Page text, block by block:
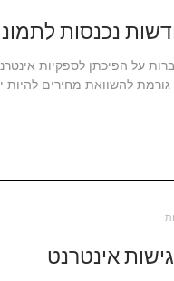
נכנסות
על הפיכתן לספקיות
להשוואת מחירים להיות
אינטרנט